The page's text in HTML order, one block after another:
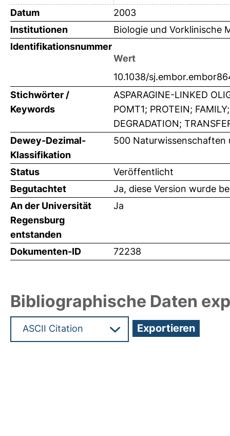
Datum
2003
Institutionen
Biologie und Vorklinische
Identifikationsnummer
Wert
10.1038/
Stichwörter /
Keywords
ASPARAGINE-LINKED
POMT1; PROTEIN;
DEGRADATION;
Dewey-Dezimal-
Klassifikation
500
Status
Veröffentlicht
Begutachtet
Ja, diese Version wurde
An der Universität
Regensburg
entstanden
Ja
Dokumenten-ID 72238
Bibliographische Daten